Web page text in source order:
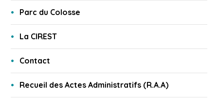
Parc du Colosse
La CIREST
Contact
Recueil des Actes Administratifs (R.A.A)